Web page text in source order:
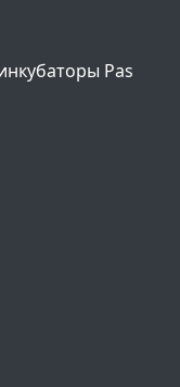
Pas